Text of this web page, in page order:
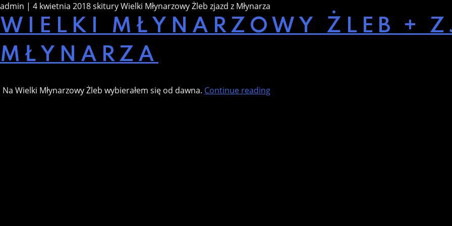
admin | 4 kwietnia 2018skituryWielki Młynarzowy Żleb zjazd z Młynarza
WIELKI MŁYNARZOWY ŻLEB +
MŁYNARZA
Na Wielki Młynarzowy Żleb wybierałem się od dawna. Continue reading„Wielki